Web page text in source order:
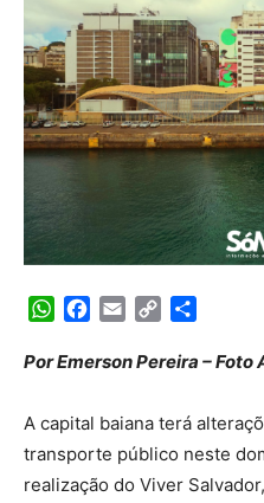
WhatsApp
Facebook
Email Copy
Por Emerson Pereira – Foto
A capital baiana terá
transporte público neste
realização do Viver